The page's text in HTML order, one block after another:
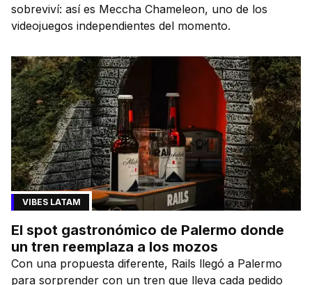
sobreviví: así es Meccha Chameleon, uno de los
videojuegos independientes del momento.
VIBES LATAM
El spot gastronómico de Palermo donde
un tren reemplaza a los mozos
Con una propuesta diferente, Rails llegó a Palermo
para sorprender con un tren que lleva cada pedido